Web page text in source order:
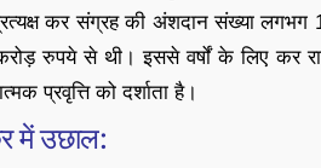
कर संग्रह की अंशदान संख्या लगभग
रुपये से थी। इससे वर्षों के लिए कर
प्रवृत्ति को दर्शाता है।
में उछाल: